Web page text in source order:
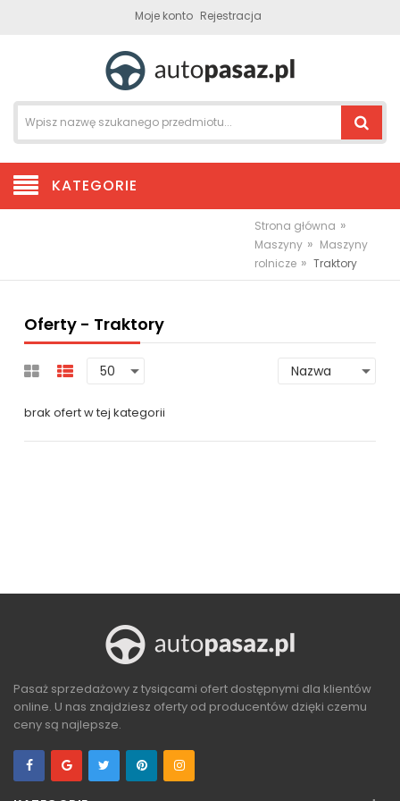
Moje konto Rejestracja
KATEGORIE
Strona główna »
Maszyny » Maszyny
rolnicze » Traktory
Oferty - Traktory
brak ofert w tej kategorii
Pasaż sprzedażowy z tysiącami ofert dostępnymi dla klientów
online. U nas znajdziesz oferty od producentów dzięki czemu
ceny są najlepsze.